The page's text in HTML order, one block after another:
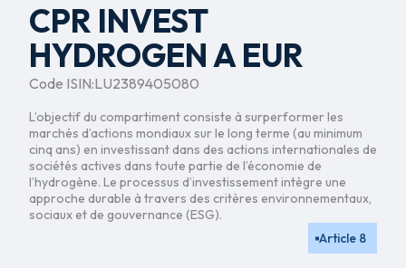
CPR INVEST
HYDROGEN A EUR
Code ISIN:LU2389405080
L’objectif du compartiment consiste à surperformer les
marchés d’actions mondiaux sur le long terme (au minimum
cinq ans) en investissant dans des actions internationales de
sociétés actives dans toute partie de l’économie de
l’hydrogène. Le processus d’investissement intègre une
approche durable à travers des critères environnementaux,
sociaux et de gouvernance (ESG).
Article 8